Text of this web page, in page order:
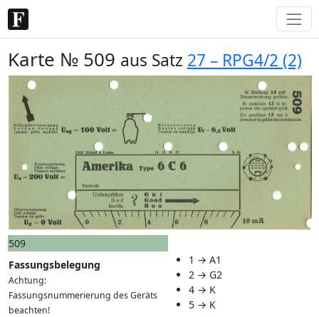
Karte № 509 aus Satz 27 – RPG4/2 (2)
509
Fassungsbelegung
Achtung:
Fassungsnummerierung des Geräts
beachten!
1 → A1
2 → G2
4 → K
5 → K